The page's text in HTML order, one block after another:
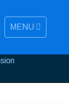
MENU